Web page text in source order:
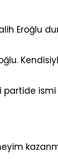
Eroğlu
ismi